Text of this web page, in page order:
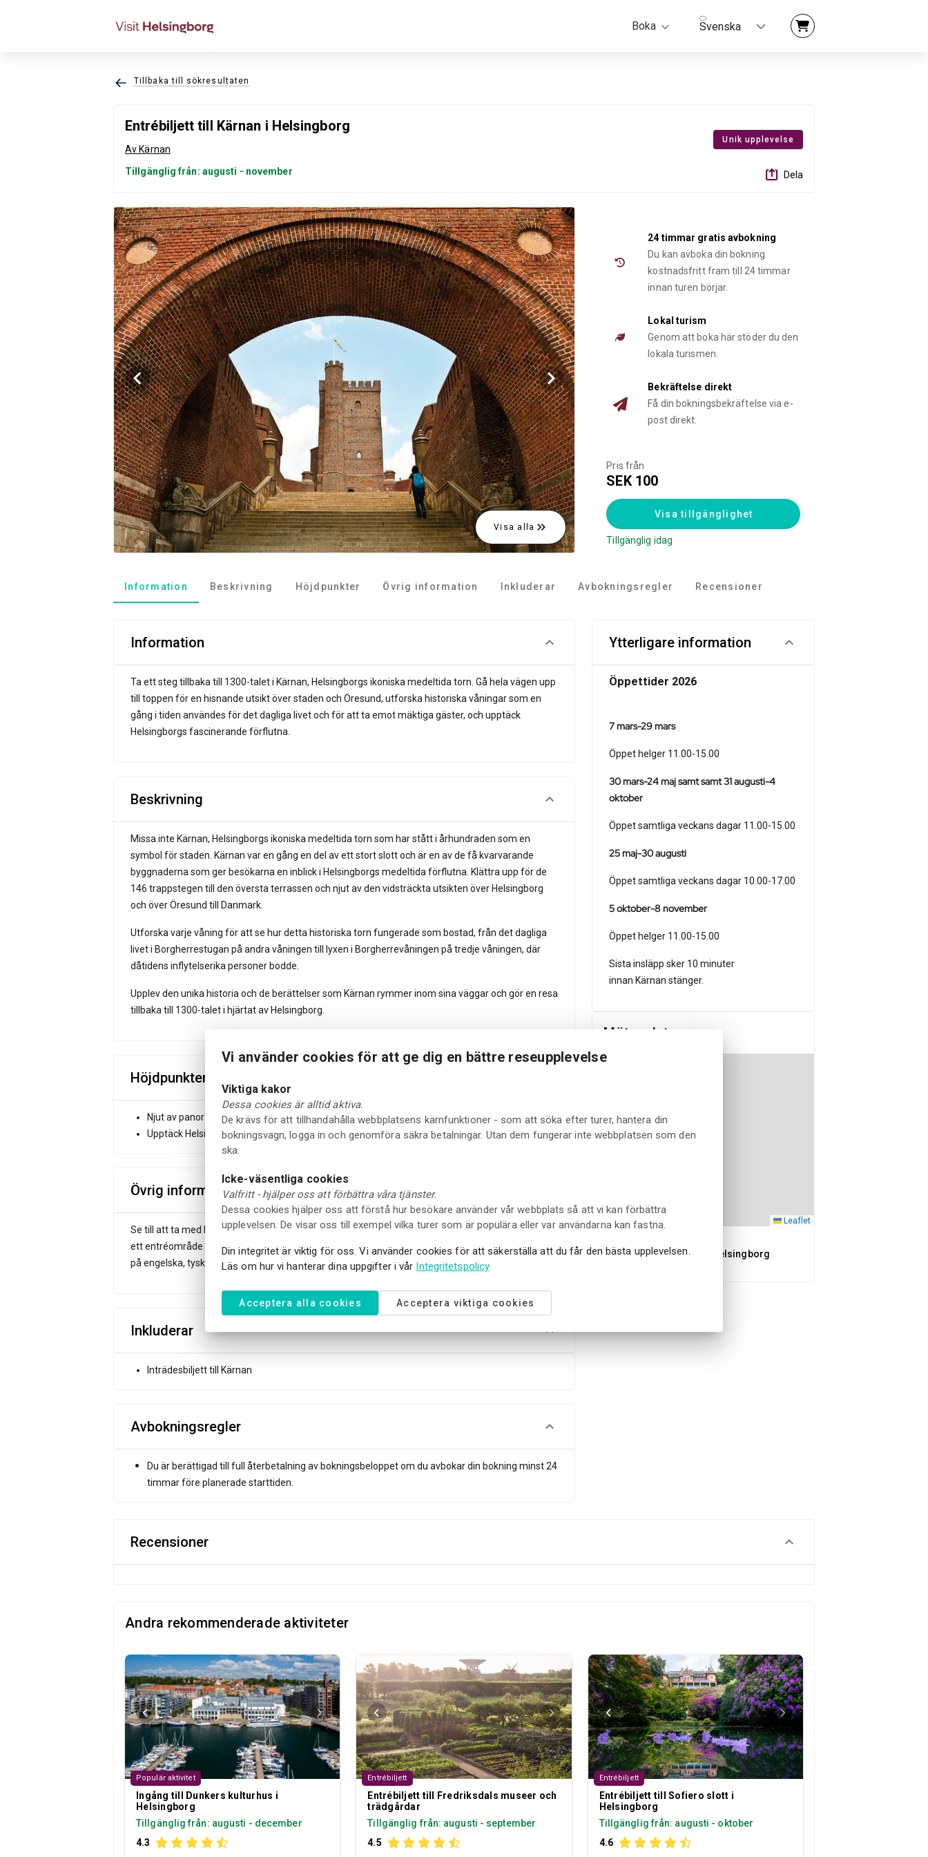
Boka Svenska
Tillbaka till sökresultaten
Entrébiljett till Kärnan i Helsingborg
Av Kärnan
Tillgänglig från: augusti - november
Unik upplevelse
Dela
Visa alla
24 timmar gratis avbokning
Du kan avboka din bokning
kostnadsfritt fram till 24 timmar
innan turen börjar.
Lokal turism
Genom att boka här stöder du den
lokala turismen.
Bekräftelse direkt
Få din bokningsbekräftelse via e-
post direkt.
Pris från
SEK 100
Visa tillgänglighet
Tillgänglig idag
Information Beskrivning Höjdpunkter Övrig information Inkluderar Avbokningsregler Recensioner
Information
Ta ett steg tillbaka till 1300-talet i Kärnan, Helsingborgs ikoniska medeltida torn. Gå hela vägen upp
till toppen för en hisnande utsikt över staden och Öresund, utforska historiska våningar som en
gång i tiden användes för det dagliga livet och för att ta emot mäktiga gäster, och upptäck
Helsingborgs fascinerande förflutna.
Beskrivning
Missa inte Kärnan, Helsingborgs ikoniska medeltida torn som har stått i århundraden som en
symbol för staden. Kärnan var en gång en del av ett stort slott och är en av de få kvarvarande
byggnaderna som ger besökarna en inblick i Helsingborgs medeltida förflutna. Klättra upp för de
146 trappstegen till den översta terrassen och njut av den vidsträckta utsikten över Helsingborg
och över Öresund till Danmark.
Utforska varje våning för att se hur detta historiska torn fungerade som bostad, från det dagliga
livet i Borgherrestugan på andra våningen till lyxen i Borgherrevåningen på tredje våningen, där
dåtidens inflytelserika personer bodde.
Upplev den unika historia och de berättelser som Kärnan rymmer inom sina väggar och gör en resa
tillbaka till 1300-talet i hjärtat av Helsingborg.
Höjdpunkter
Njut av panoramautsikten över Helsingborg och Öresund från Kärnans terrass.
Upptäck Helsingborgs rika historia i stadens mest ikoniska medeltida byggnad.
Övrig information
Se till att ta med kameran för att fånga den otroliga utsikten från toppen. På första våningen finns
ett entréområde med en presentbutik där du kan köpa souvenirer och få tillgång till en audioguide
på engelska, tyska och svenska via en smartphone-app.
Inkluderar
Inträdesbiljett till Kärnan
Avbokningsregler
Du är berättigad till full återbetalning av bokningsbeloppet om du avbokar din bokning minst 24
timmar före planerade starttiden.
Ytterligare information
Öppettider 2026
7 mars-29 mars
Öppet helger 11.00-15.00
30 mars-24 maj samt samt 31 augusti-4
oktober
Öppet samtliga veckans dagar 11.00-15.00
25 maj-30 augusti
Öppet samtliga veckans dagar 10.00-17.00
5 oktober-8 november
Öppet helger 11.00-15.00
Sista insläpp sker 10 minuter
innan Kärnan stänger.
Mötesplats
Leaflet
Kärnan, 251 89 Helsingborg
Recensioner
Andra rekommenderade aktiviteter
Populär aktivitet
Ingång till Dunkers kulturhus i
Helsingborg
Tillgänglig från: augusti - december
4.3
Entrébiljett
Entrébiljett till Fredriksdals museer och
trädgårdar
Tillgänglig från: augusti - september
4.5
Entrébiljett
Entrébiljett till Sofiero slott i
Helsingborg
Tillgänglig från: augusti - oktober
4.6
Vi använder cookies för att ge dig en bättre reseupplevelse
Viktiga kakor
Dessa cookies är alltid aktiva.
De krävs för att tillhandahålla webbplatsens kärnfunktioner - som att söka efter turer, hantera din
bokningsvagn, logga in och genomföra säkra betalningar. Utan dem fungerar inte webbplatsen som den
ska.
Icke-väsentliga cookies
Valfritt - hjälper oss att förbättra våra tjänster.
Dessa cookies hjälper oss att förstå hur besökare använder vår webbplats så att vi kan förbättra
upplevelsen. De visar oss till exempel vilka turer som är populära eller var användarna kan fastna.
Din integritet är viktig för oss. Vi använder cookies för att säkerställa att du får den bästa upplevelsen.
Läs om hur vi hanterar dina uppgifter i vår Integritetspolicy
Acceptera alla cookies Acceptera viktiga cookies